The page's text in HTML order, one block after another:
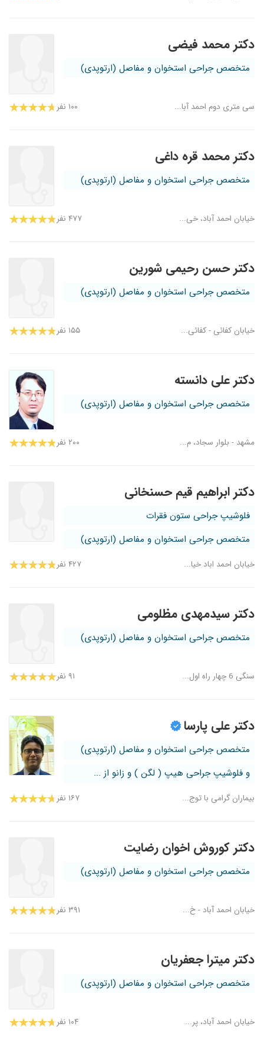
دکتر محمد فیضی
متخصص جراحی استخوان و مفاصل (ارتوپدی)
سی متری دوم احمد آبا... ۱۰۰ نفر
دکتر محمد قره داغی
متخصص جراحی استخوان و مفاصل (ارتوپدی)
خیابان احمد آباد، خی... ۴۷۷ نفر
دکتر حسن رحیمی شورین
متخصص جراحی استخوان و مفاصل (ارتوپدی)
خیابان کفائی - کفائی... ۱۵۵ نفر
دکتر علی دانسته
متخصص جراحی استخوان و مفاصل (ارتوپدی)
مشهد - بلوار سجاد، م... ۲۰۰ نفر
دکتر ابراهیم قیم حسنخانی
فلوشیپ جراحی ستون فقرات
متخصص جراحی استخوان و مفاصل (ارتوپدی)
خیابان احمد اباد خیا... ۴۲۷ نفر
دکتر سیدمهدی مظلومی
متخصص جراحی استخوان و مفاصل (ارتوپدی)
سنگی 6 چهار راه اول... ۹۱ نفر
دکتر علی پارسا
متخصص جراحی استخوان و مفاصل (ارتوپدی)
و فلوشیپ جراحی هیپ ( لگن ) و زانو از ...
بیماران گرامی با توج... ۱۶۷ نفر
دکتر کوروش اخوان رضایت
متخصص جراحی استخوان و مفاصل (ارتوپدی)
خیابان احمد آباد - خ... ۳۹۱ نفر
دکتر میترا جعفریان
متخصص جراحی استخوان و مفاصل (ارتوپدی)
خیابان احمد آباد، پر... ۱۰۴ نفر